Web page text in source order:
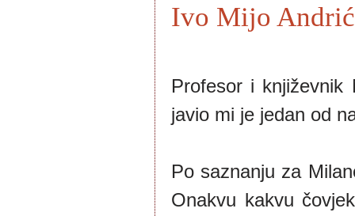
Ivo Mijo
Profesor i
javio mi je jedan od
Po saznanju za
Onakvu kakvu